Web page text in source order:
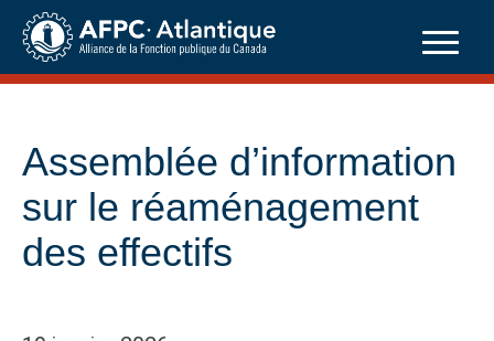
Skip
content
Assemblée d’information
sur le réaménagement
des effectifs